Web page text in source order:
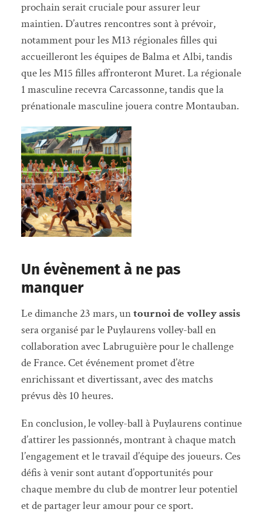
prochain serait cruciale pour assurer leur
maintien. D’autres rencontres sont à prévoir,
notamment pour les M13 régionales filles qui
accueilleront les équipes de Balma et Albi, tandis
que les M15 filles affronteront Muret. La régionale
1 masculine recevra Carcassonne, tandis que la
prénationale masculine jouera contre Montauban.
Un évènement à ne pas
manquer
Le dimanche 23 mars, untournoi de volley assis
sera organisé par le Puylaurens volley-ball en
collaboration avec Labruguière pour le challenge
de France. Cet événement promet d’être
enrichissant et divertissant, avec des matchs
prévus dès 10 heures.
En conclusion, le volley-ball à Puylaurens continue
d’attirer les passionnés, montrant à chaque match
l’engagement et le travail d’équipe des joueurs. Ces
défis à venir sont autant d’opportunités pour
chaque membre du club de montrer leur potentiel
et de partager leur amour pour ce sport.